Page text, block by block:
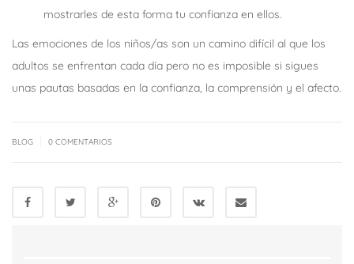
mostrarles de esta forma tu confianza en ellos.
Las emociones de los niños/as son un camino difícil al que los
adultos se enfrentan cada día pero no es imposible si sigues
unas pautas basadas en la confianza, la comprensión y el afecto.
BLOG 0 COMENTARIOS